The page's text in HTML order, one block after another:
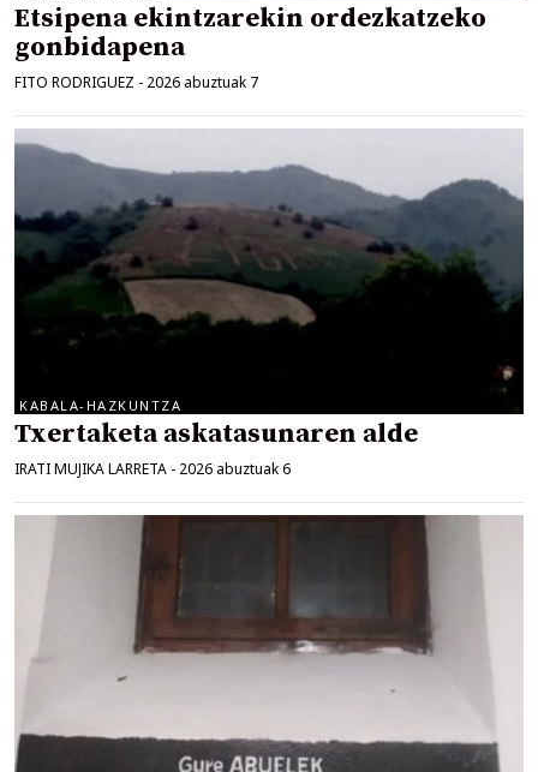
Etsipena ekintzarekin ordezkatzeko
gonbidapena
FITO RODRIGUEZ - 2026 abuztuak 7
KABALA-HAZKUNTZA
Txertaketa askatasunaren alde
IRATI MUJIKA LARRETA - 2026 abuztuak 6